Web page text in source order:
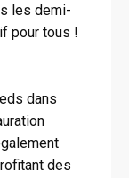
les demi-
pour tous !
dans
des